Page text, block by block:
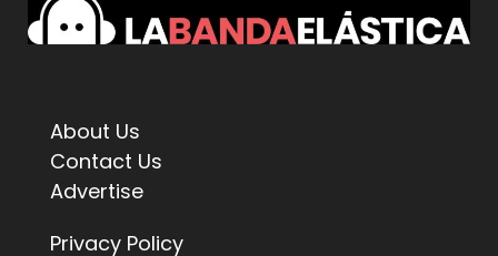
About Us
Contact Us
Advertise
Privacy Policy